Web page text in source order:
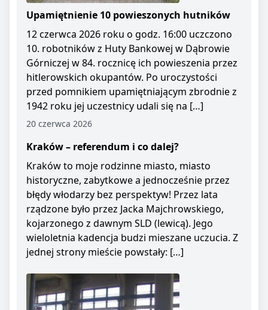
Upamiętnienie 10 powieszonych hutników
12 czerwca 2026 roku o godz. 16:00 uczczono
10. robotników z Huty Bankowej w Dąbrowie
Górniczej w 84. rocznicę ich powieszenia przez
hitlerowskich okupantów. Po uroczystości
przed pomnikiem upamiętniającym zbrodnie z
1942 roku jej uczestnicy udali się na […]
20 czerwca 2026
Kraków – referendum i co dalej?
Kraków to moje rodzinne miasto, miasto
historyczne, zabytkowe a jednocześnie przez
błędy włodarzy bez perspektyw! Przez lata
rządzone było przez Jacka Majchrowskiego,
kojarzonego z dawnym SLD (lewicą). Jego
wieloletnia kadencja budzi mieszane uczucia. Z
jednej strony mieście powstały: […]